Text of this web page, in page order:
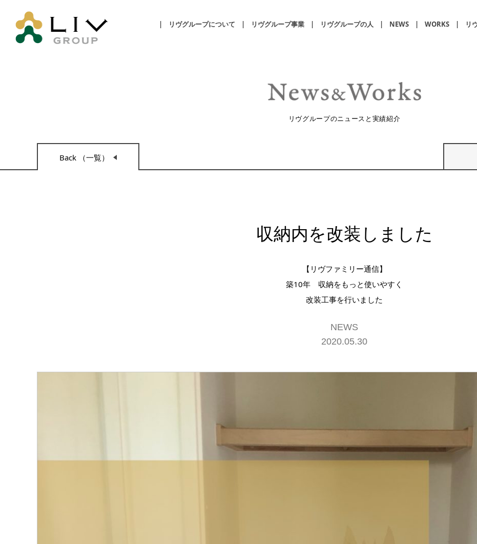
リヴグループについて リヴグループ事業 リヴグループの人 NEWS WORKS リ
リヴグループのニュースと実績紹介
Back （一覧）
収納内を改装しました
【リヴファミリー通信】
築10年 収納をもっと使いやすく
改装工事を行いました
NEWS
2020.05.30